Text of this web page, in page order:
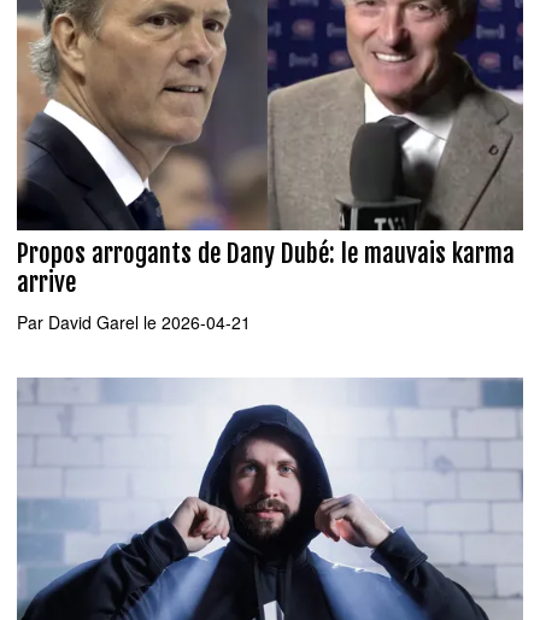
Propos arrogants de Dany Dubé: le mauvais karma
arrive
Par David Garel le 2026-04-21